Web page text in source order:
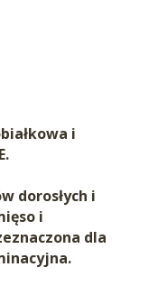
i
dorosłych i
i
dla